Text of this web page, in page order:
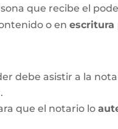
que recibe el
o enescritura
debe asistir a la
que el notario lo